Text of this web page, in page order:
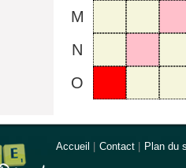
M
N
O
Accueil Contact Plan du